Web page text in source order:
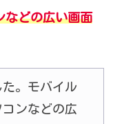
などの広い画面
。モバイル
ンなどの広